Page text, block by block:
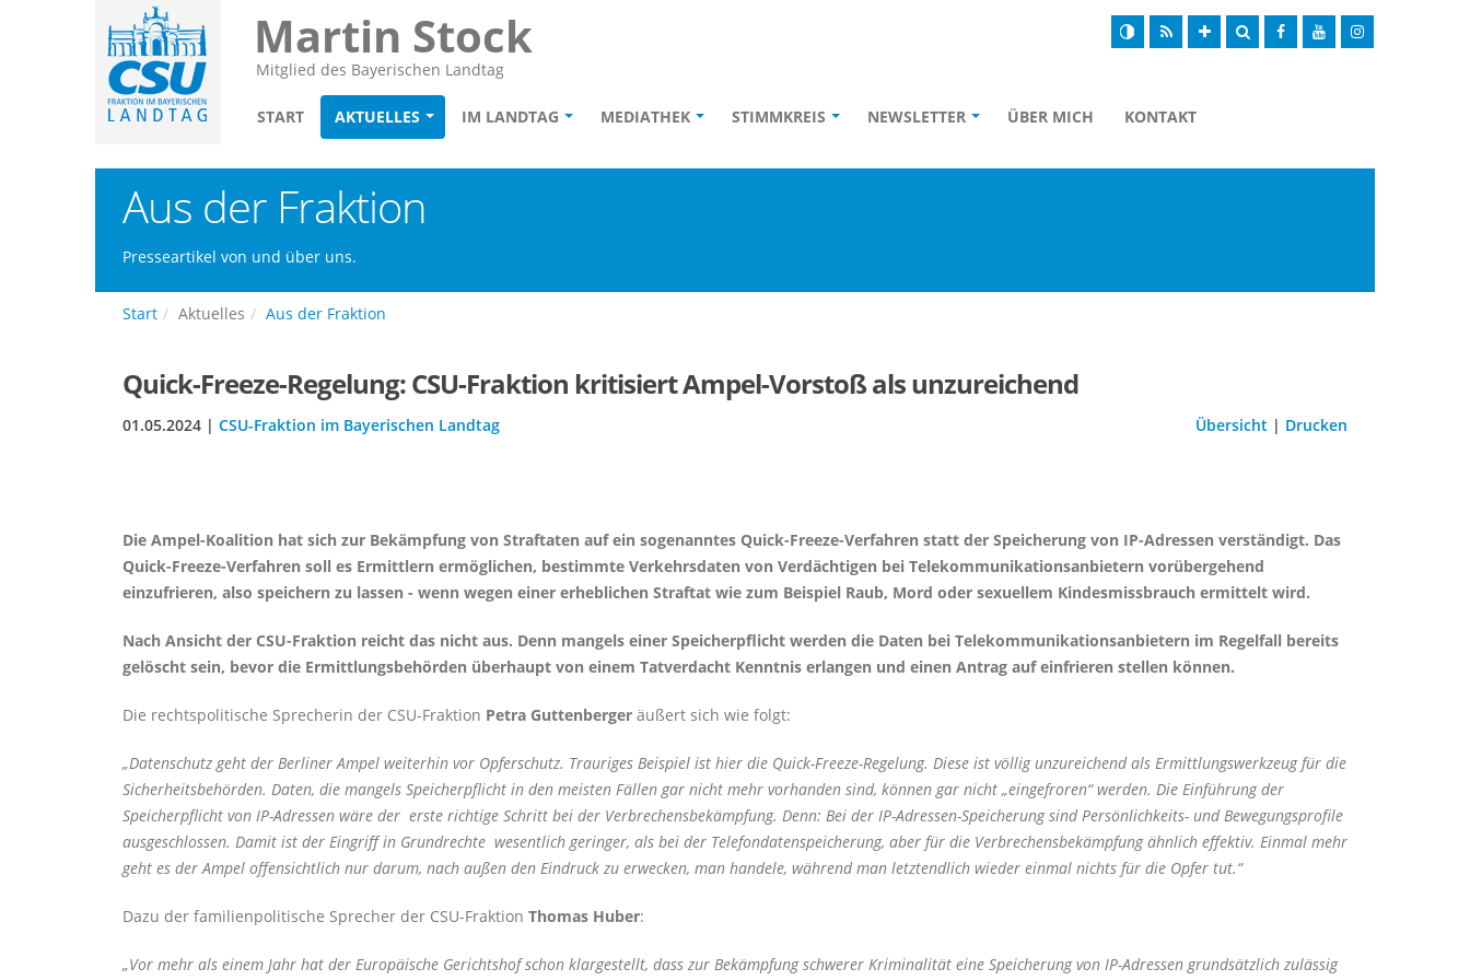
Martin Stock
Mitglied des Bayerischen Landtag
START AKTUELLES IM LANDTAG MEDIATHEK STIMMKREIS NEWSLETTER ÜBER MICH KONTAKT
Aus der Fraktion
Presseartikel von und über uns.
Start Aktuelles Aus der Fraktion
Quick-Freeze-Regelung: CSU-Fraktion kritisiert Ampel-Vorstoß als unzureichend
01.05.2024 | CSU-Fraktion im Bayerischen Landtag Übersicht | Drucken
Die Ampel-Koalition hat sich zur Bekämpfung von Straftaten auf ein sogenanntes Quick-Freeze-Verfahren statt der Speicherung von IP-Adressen verständigt. Das
Quick-Freeze-Verfahren soll es Ermittlern ermöglichen, bestimmte Verkehrsdaten von Verdächtigen bei Telekommunikationsanbietern vorübergehend
einzufrieren, also speichern zu lassen - wenn wegen einer erheblichen Straftat wie zum Beispiel Raub, Mord oder sexuellem Kindesmissbrauch ermittelt wird.
Nach Ansicht der CSU-Fraktion reicht das nicht aus. Denn mangels einer Speicherpflicht werden die Daten bei Telekommunikationsanbietern im Regelfall bereits
gelöscht sein, bevor die Ermittlungsbehörden überhaupt von einem Tatverdacht Kenntnis erlangen und einen Antrag auf einfrieren stellen können.
Die rechtspolitische Sprecherin der CSU-Fraktion Petra Guttenberger äußert sich wie folgt:
Datenschutz geht der Berliner Ampel weiterhin vor Opferschutz. Trauriges Beispiel ist hier die Quick-Freeze-Regelung. Diese ist völlig unzureichend als Ermittlungswerkzeug für die
Sicherheitsbehörden. Daten, die mangels Speicherpflicht in den meisten Fällen gar nicht mehr vorhanden sind, können gar nicht „eingefroren“ werden. Die Einführung der
Speicherpflicht von IP-Adressen wäre der erste richtige Schritt bei der Verbrechensbekämpfung. Denn: Bei der IP-Adressen-Speicherung sind Persönlichkeits- und Bewegungsprofile
ausgeschlossen. Damit ist der Eingriff in Grundrechte wesentlich geringer, als bei der Telefondatenspeicherung, aber für die Verbrechensbekämpfung ähnlich effektiv. Einmal mehr
geht es der Ampel offensichtlich nur darum, nach außen den Eindruck zu erwecken, man handele, während man letztendlich wieder einmal nichts für die Opfer tut.“
Dazu der familienpolitische Sprecher der CSU-Fraktion Thomas Huber:
Vor mehr als einem Jahr hat der Europäische Gerichtshof schon klargestellt, dass zur Bekämpfung schwerer Kriminalität eine Speicherung von IP-Adressen grundsätzlich zulässig